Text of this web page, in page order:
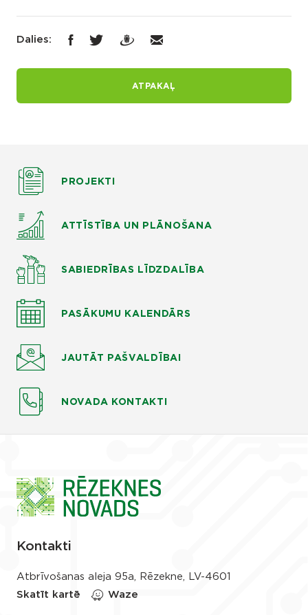
Dalies:
ATPAKAĻ
PROJEKTI
ATTĪSTĪBA UN PLĀNOŠANA
SABIEDRĪBAS LĪDZDALĪBA
PASĀKUMU KALENDĀRS
JAUTĀT PAŠVALDĪBAI
NOVADA KONTAKTI
Kontakti
Atbrīvošanas aleja 95a, Rēzekne, LV-4601
Skatīt kartē
Waze